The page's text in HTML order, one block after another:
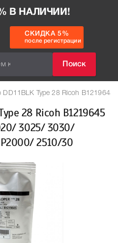
В НАЛИЧИИ!
Поиск
СКИДКА 5%
после регистрации
DD11BLK Type 28 Ricoh
28 Ricoh B1219645
3025/ 3030/
2510/30